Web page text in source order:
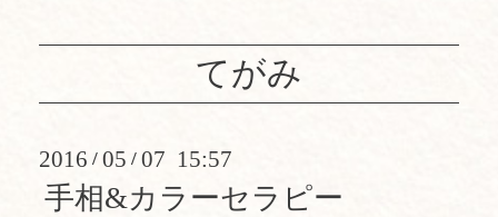
てがみ
2016 / 05 / 07 15:57
手相&カラーセラピー